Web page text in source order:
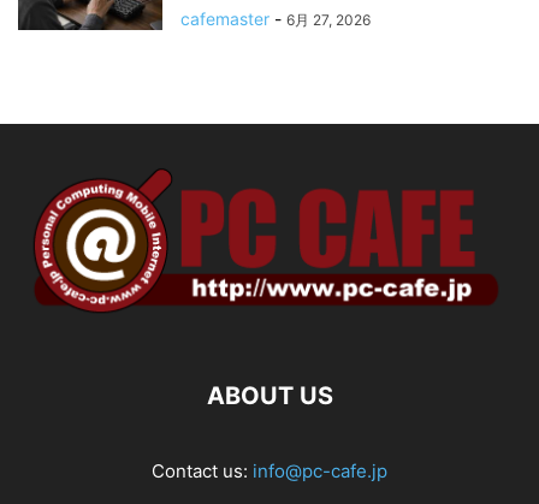
cafemaster - 6月 27, 2026
ABOUT US
Contact us: info@pc-cafe.jp